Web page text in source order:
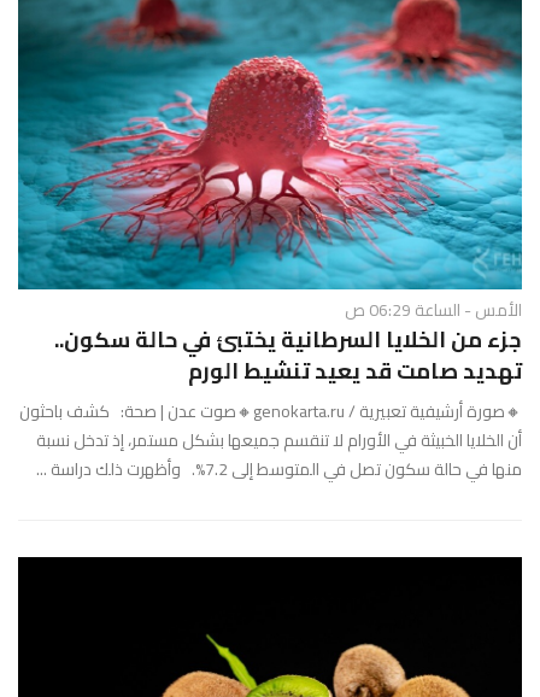
الأمس - الساعة 06:29 ص
جزء من الخلايا السرطانية يختبئ في حالة سكون..
تهديد صامت قد يعيد تنشيط الورم
🔸صورة أرشيفية تعبيرية / genokarta.ru🔸صوت عدن | صحة: كشف باحثون
أن الخلايا الخبيثة في الأورام لا تنقسم جميعها بشكل مستمر، إذ تدخل نسبة
منها في حالة سكون تصل في المتوسط إلى 7.2%. وأظهرت ذلك دراسة ...